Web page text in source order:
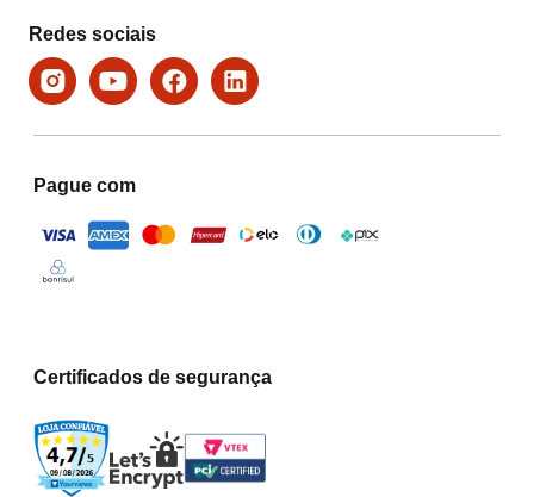
Redes sociais
Pague com
Certificados de segurança